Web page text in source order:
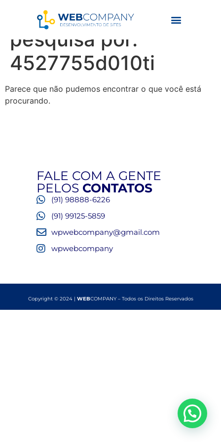
Resultados da
pesquisa por:
4527755d010ti
Parece que não pudemos encontrar o que você está
procurando.
FALE COM A GENTE
PELOS CONTATOS
(91) 98888-6226
(91) 99125-5859
wpwebcompany@gmail.com
wpwebcompany
Copyright © 2024 | WEBCOMPANY – Todos os Direitos Reservados